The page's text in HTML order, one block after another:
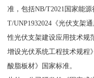
准，包括NB/T2021国家能
T/UNP1932024《光伏支架
性光伏支架建设应用技术规
增设光伏系统工程技术规程
酸脂板材》国家标准。